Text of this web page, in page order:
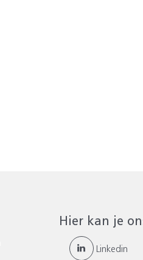
Hier kan je
Linkedin